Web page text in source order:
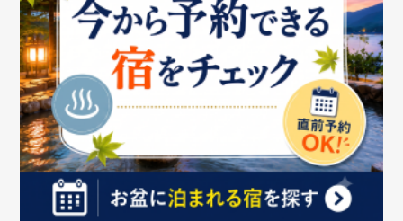
お問い合わせ消費税の表示 ウェブアクセシビリティの取り組み
個人情報保護ポリシープライバシーポータル
Cookieポリシー
特定商取引法に基づく表記情報セキュリティ基本方針
商標についてBIGLOBEトップ
Copyright ©BIGLOBE Inc. 2026.All rights reserved.